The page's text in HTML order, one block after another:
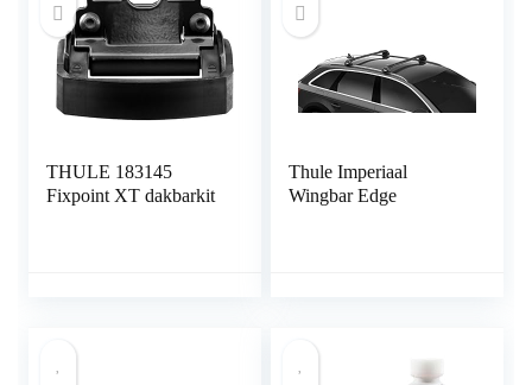
THULE 183145
Fixpoint XT dakbarkit
Thule Imperiaal
Wingbar Edge